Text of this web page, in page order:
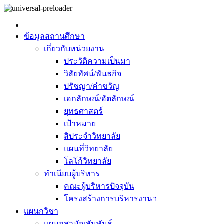
ข้อมูลสถานศึกษา
เกี่ยวกับหน่วยงาน
ประวัติความเป็นมา
วิสัยทัศน์/พันธกิจ
ปรัชญา/คำขวัญ
เอกลักษณ์/อัตลักษณ์
ยุทธศาสตร์
เป้าหมาย
สิประจำวิทยาลัย
แผนที่วิทยาลัย
โลโก้วิทยาลัย
ทำเนียบผู้บริหาร
คณะผู้บริหารปัจจุบัน
โครงสร้างการบริหารงานฯ
แผนกวิชา